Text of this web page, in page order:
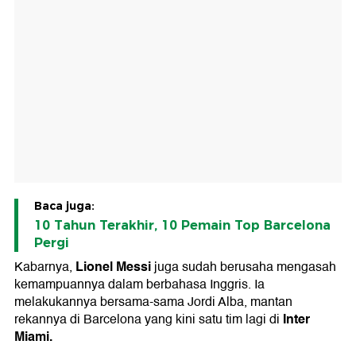
Baca juga:
10 Tahun Terakhir, 10 Pemain Top Barcelona
Pergi
Kabarnya, Lionel Messijuga sudah berusaha mengasah
kemampuannya dalam berbahasa Inggris. Ia
melakukannya bersama-sama Jordi Alba, mantan
rekannya di Barcelona yang kini satu tim lagi di Inter
Miami.